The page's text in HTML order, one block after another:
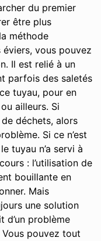
du premier
être plus
méthode
vous pouvez
Il est relié à un
parfois des saletés
tuyau, pour en
ailleurs. Si
déchets, alors
Si ce n’est
tuyau n’a servi à
: l’utilisation de
bouillante en
Mais
une solution
d’un problème
pouvez tout